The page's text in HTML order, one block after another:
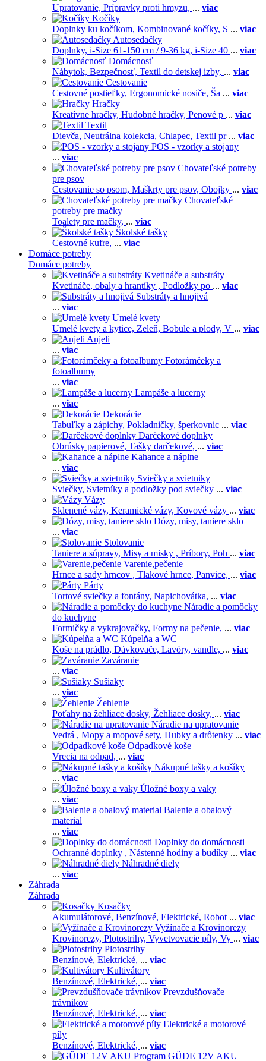
Upratovanie, Prípravky proti hmyzu, ... viac
Kočíky
Doplnky ku kočíkom, Kombinované kočíky, S ... viac
Autosedačky
Doplnky, i-Size 61-150 cm / 9-36 kg, i-Size 40 ... viac
Domácnosť
Nábytok, Bezpečnosť, Textil do detskej izby, ... viac
Cestovanie
Cestovné postieľky, Ergonomické nosiče, Ša ... viac
Hračky
Kreatívne hračky, Hudobné hračky, Penové p ... viac
Textil
Dievča, Neutrálna kolekcia, Chlapec, Textil pr ... viac
POS - vzorky a stojany
... viac
Chovateľské potreby
pre psov
Cestovanie so psom, Maškrty pre psov, Obojky ... viac
Chovateľské
potreby pre mačky
Toalety pre mačky, ... viac
Školské tašky
Cestovné kufre, ... viac
Domáce potreby
Domáce potreby
Kvetináče a substráty
Kvetináče, obaly a hrantíky , Podložky po ... viac
Substráty a hnojivá
... viac
Umelé kvety
Umelé kvety a kytice, Zeleň, Bobule a plody, V ... viac
Anjeli
... viac
Fotorámčeky a
fotoalbumy
... viac
Lampáše a lucerny
... viac
Dekorácie
Tabuľky a zápichy, Pokladničky, šperkovnic ... viac
Darčekové doplnky
Obrúsky papierové, Tašky darčekové, ... viac
Kahance a náplne
... viac
Sviečky a svietniky
Sviečky, Svietníky a podložky pod sviečky ... viac
Vázy
Sklenené vázy, Keramické vázy, Kovové vázy ... viac
Dózy, misy, taniere sklo
... viac
Stolovanie
Taniere a súpravy, Misy a misky , Príbory, Poh ... viac
Varenie,pečenie
Hrnce a sady hrncov , Tlakové hrnce, Panvice, ... viac
Párty
Tortové sviečky a fontány, Napichovátka, ... viac
Náradie a pomôcky
do kuchyne
Formičky a vykrajovačky, Formy na pečenie, ... viac
Kúpelňa a WC
Koše na prádlo, Dávkovače, Lavóry, vandle, ... viac
Zaváranie
... viac
Sušiaky
... viac
Žehlenie
Poťahy na žehliace dosky, Žehliace dosky, ... viac
Náradie na upratovanie
Vedrá , Mopy a mopové sety, Hubky a drôtenky ... viac
Odpadkové koše
Vrecia na odpad, ... viac
Nákupné tašky a košíky
... viac
Úložné boxy a vaky
... viac
Balenie a obalový
material
... viac
Doplnky do domácnosti
Ochranné doplnky , Nástenné hodiny a budíky ... viac
Náhradné diely
... viac
Záhrada
Záhrada
Kosačky
Akumulátorové, Benzínové, Elektrické, Robot ... viac
Vyžínače a Krovinorezy
Krovinorezy, Plotostrihy, Vyvetvovacie píly, Vy ... viac
Plotostrihy
Benzínové, Elektrické, ... viac
Kultivátory
Benzínové, Elektrické, ... viac
Prevzdušňovače
trávnikov
Benzínové, Elektrické, ... viac
Elektrické a motorové
píly
Benzínové, Elektrické, ... viac
GÜDE 12V AKU